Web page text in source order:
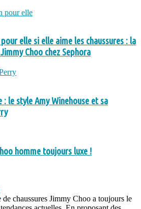
elle si elle aime les chaussures : la
Choo chez Sephora
le style Amy Winehouse et sa
homme toujours luxe !
chaussures Jimmy Choo a toujours le